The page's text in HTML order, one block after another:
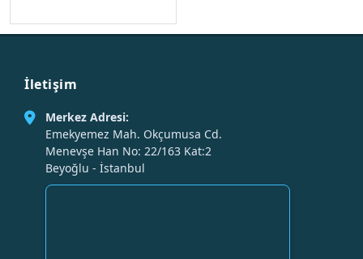
İletişim
Merkez Adresi:
Emekyemez Mah. Okçumusa Cd.
Menevşe Han No: 22/163 Kat:2
Beyoğlu - İstanbul